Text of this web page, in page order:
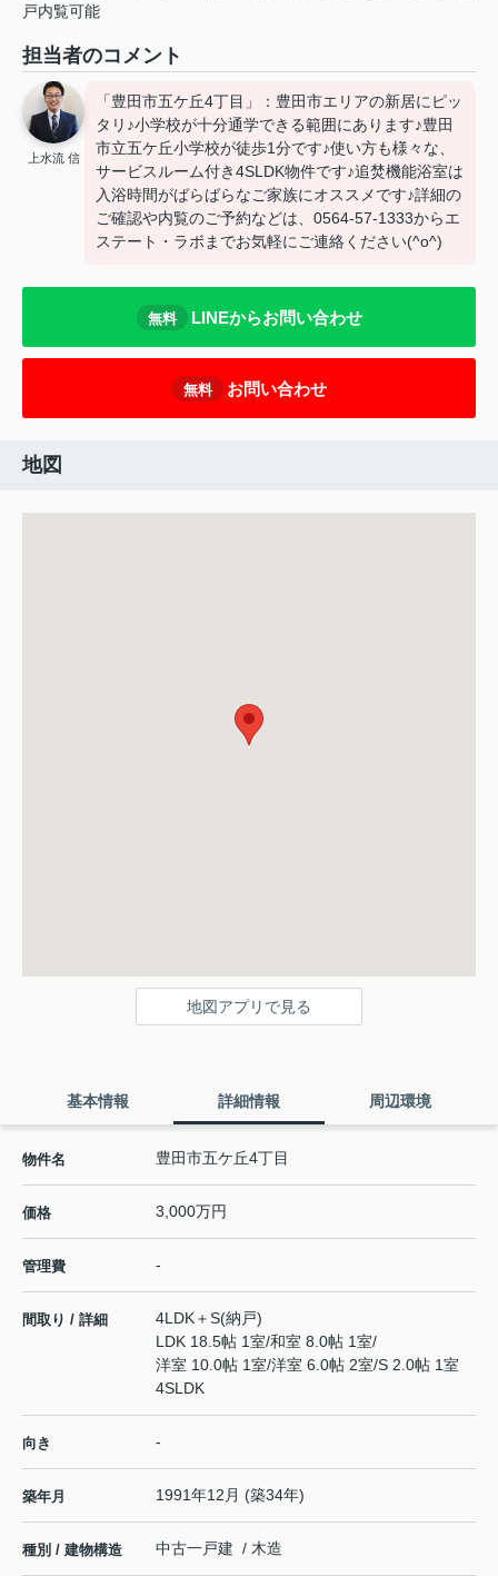
戸内覧可能
担当者のコメント
上水流 信
「豊田市五ケ丘4丁目」：豊田市エリアの新居にピッ
タリ♪小学校が十分通学できる範囲にあります♪豊田
市立五ケ丘小学校が徒歩1分です♪使い方も様々な、
サービスルーム付き4SLDK物件です♪追焚機能浴室は
入浴時間がばらばらなご家族にオススメです♪詳細の
ご確認や内覧のご予約などは、0564-57-1333からエ
ステート・ラボまでお気軽にご連絡ください(^o^)
無料 LINEからお問い合わせ
無料 お問い合わせ
地図
地図アプリで見る
基本情報 詳細情報 周辺環境
物件名 豊田市五ケ丘4丁目
価格 3,000万円
管理費 -
間取り / 詳細
4LDK＋S(納戸)
LDK 18.5帖 1室/和室 8.0帖 1室/
洋室 10.0帖 1室/洋室 6.0帖 2室/S 2.0帖 1室
4SLDK
向き -
築年月 1991年12月 (築34年)
種別 / 建物構造 中古一戸建 / 木造